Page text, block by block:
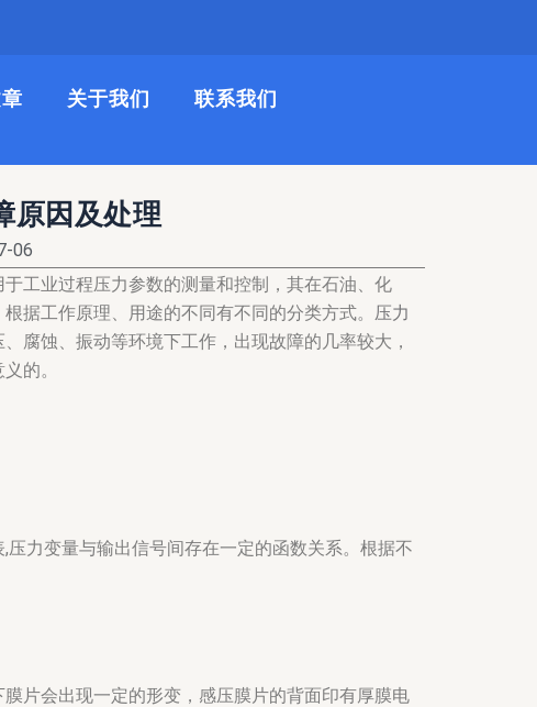
关于我们 联系我们
原因及处理
06
工业过程压力参数的测量和控制，其在石油、化
据工作原理、用途的不同有不同的分类方式。 压力
腐蚀、振动等环境下工作，出现故障的几率较大，
的。
力变量与输出信号间存在一定的函数关系。根据不
片会出现一定的形变，感压膜片的背面印有厚膜电